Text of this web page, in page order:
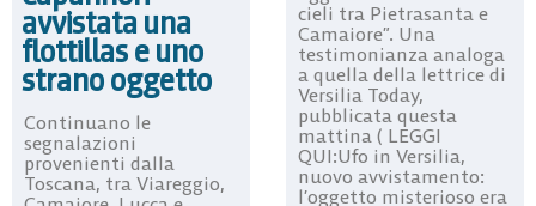
avvistata una
flottillas e uno
strano oggetto
Continuano le
segnalazioni
provenienti dalla
Toscana, tra Viareggio,
cieli tra Pietrasanta e
Camaiore”. Una
testimonianza analoga
a quella della lettrice di
Versilia Today,
pubblicata questa
mattina ( LEGGI
QUI:Ufo in Versilia,
nuovo avvistamento:
l’oggetto misterioso era